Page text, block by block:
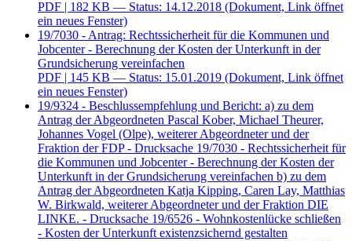
PDF | 182 KB — Status: 14.12.2018 (Dokument, Link öffnet
ein neues Fenster)
19/7030 - Antrag: Rechtssicherheit für die Kommunen und
Jobcenter - Berechnung der Kosten der Unterkunft in der
Grundsicherung vereinfachen
PDF | 145 KB — Status: 15.01.2019 (Dokument, Link öffnet
ein neues Fenster)
19/9324 - Beschlussempfehlung und Bericht: a) zu dem
Antrag der Abgeordneten Pascal Kober, Michael Theurer,
Johannes Vogel (Olpe), weiterer Abgeordneter und der
Fraktion der FDP - Drucksache 19/7030 - Rechtssicherheit für
die Kommunen und Jobcenter - Berechnung der Kosten der
Unterkunft in der Grundsicherung vereinfachen b) zu dem
Antrag der Abgeordneten Katja Kipping, Caren Lay, Matthias
W. Birkwald, weiterer Abgeordneter und der Fraktion DIE
LINKE. - Drucksache 19/6526 - Wohnkostenlücke schließen
- Kosten der Unterkunft existenzsichernd gestalten